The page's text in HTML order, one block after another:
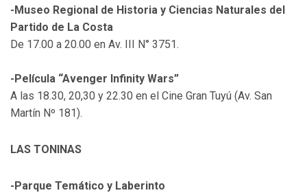
-Museo Regional de Historia y Ciencias Naturales del
Partido de La Costa
De 17.00 a 20.00 en Av. III N° 3751.
-Película “Avenger Infinity Wars”
A las 18.30, 20,30 y 22.30 en el Cine Gran Tuyú (Av. San
Martín Nº 181).
LAS TONINAS
-Parque Temático y Laberinto